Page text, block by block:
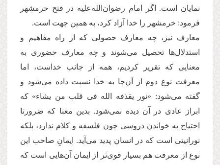
نمایان است. اگر امام رضوان‌الله‌علیه در فتح خرمشهر
فرمود: خرمشهر را خدا آزاد کرد، به همین جهت است.
معارف نیز، چه معارف حصولی که از راه مفاهیم و
استدلال‌ها تحصیل می‌شوند و چه معارف حضوری به
معنایی که تقریر کردیم، همه از جانب خداست، اما
معرفت نوع دوم از آن‌جا به خدا نسبت داده می‌شود و
گفته می‌شود: «نور یقذفه الله فی قلب من یشاء» که
ابراز عادی در آن دیده نمی‌شود. بدین معنا که ضرورتا
احتیاج به خواندن دروسی چون فلسفه و کلام ندارد، بلکه
نورانیتی است که در انسان پدید می‌آید. ایمانِ صاحب این
نوع از معرفت هم بسیار قوی‌تر از ایمان آن‌هایی است که